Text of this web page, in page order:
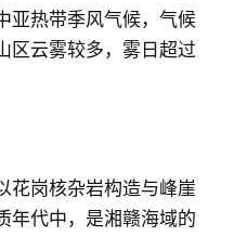
亚热带季风气候，气候
区云雾较多，雾日超过
花岗核杂岩构造与峰崖
年代中，是湘赣海域的